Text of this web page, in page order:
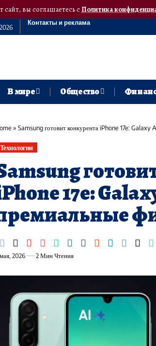
сайт, вы соглашаетесь сПолитика
Контакты и реклама
В мире Общество
» Samsung готовит конкурента iPhone 17e:
Технологии
17e:
2026 2 Мин Чтения